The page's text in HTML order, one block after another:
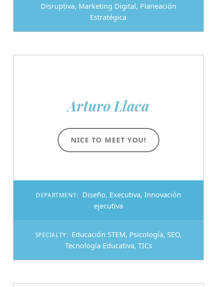
Disruptiva, Marketing Digital, Planeación
Estratégica
Arturo Llaca
NICE TO MEET YOU!
DEPARTMENT: Diseño, Executiva, Innovación
ejecutiva
SPECIALTY: Educación STEM, Psicología, SEO,
Tecnología Educativa, TICs